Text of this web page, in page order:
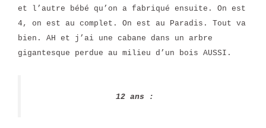
et l’autre bébé qu’on a fabriqué ensuite. On est
4, on est au complet. On est au Paradis. Tout va
bien. AH et j’ai une cabane dans un arbre
gigantesque perdue au milieu d’un bois AUSSI.
12 ans :